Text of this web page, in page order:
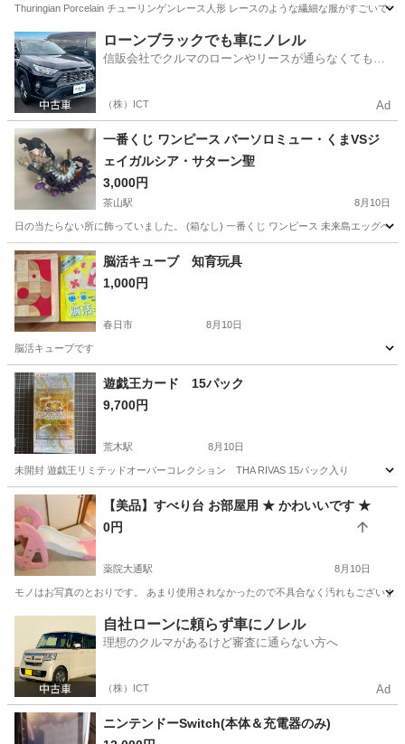
Thuringian Porcelain チューリンゲンレース人形 レースのような繊細な服がすごいです
福岡 大野城市 春日原駅 その他 チューリンゲン
ローンブラックでも車にノレル
信販会社でクルマのローンやリースが通らなくてもク
（株）ICT Ad
一番くじ ワンピース バーソロミュー・くまVSジ
ェイガルシア・サターン聖
3,000円
茶山駅 8月10日
日の当たらない所に飾っていました。 (箱なし) 一番くじ ワンピース 未来島エッグヘ
福岡 福岡市 茶山駅 おもちゃ くま
脳活キューブ 知育玩具
1,000円
春日市 8月10日
脳活キューブです
福岡 春日市 パズル
遊戯王カード 15パック
9,700円
荒木駅 8月10日
未開封 遊戯王リミテッドオーバーコレクション THA RIVAS 15パック入り
福岡 久留米市 荒木駅 カードゲーム
【美品】すべり台 お部屋用 ★ かわいいです ★
0円
薬院大通駅 8月10日
モノはお写真のとおりです。 あまり使用されなかったので不具合なく汚れもござい
薬院大通駅 おもちゃ すべり台
自社ローンに頼らず車にノレル
理想のクルマがあるけど審査に通らない方へ
（株）ICT Ad
ニンテンドーSwitch(本体＆充電器のみ)